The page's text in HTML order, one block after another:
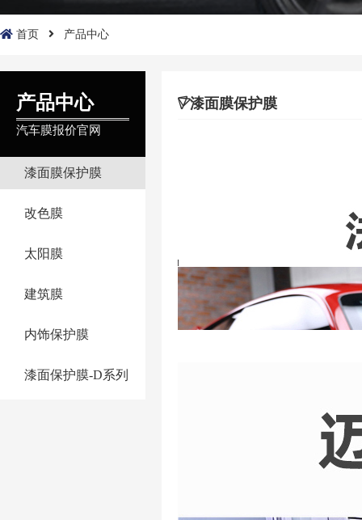
首页 产品中心
产品中心
汽车膜报价官网
漆面膜保护膜
改色膜
太阳膜
建筑膜
内饰保护膜
漆面保护膜-D系列
漆面膜保护膜